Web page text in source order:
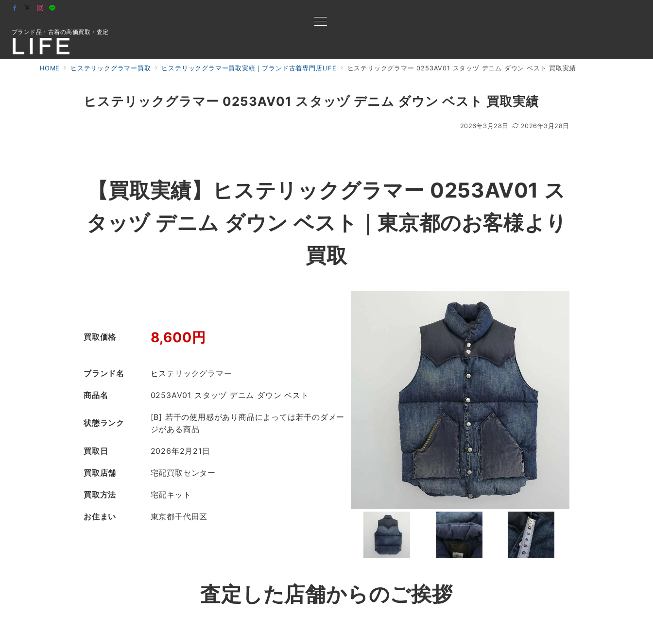
ブランド品・古着の高価買取・査定
HOME ヒステリックグラマー買取 ヒステリックグラマー買取実績｜ブランド古着専門店LIFE ヒステリックグラマー 0253AV01 スタッヅ デニム ダウン ベスト 買取実績
ヒステリックグラマー 0253AV01 スタッヅ デニム ダウン ベスト 買取実績
2026年3月28日 2026年3月28日
【買取実績】
ヒステリックグラマー 0253AV01 ス
タッヅ デニム ダウン ベスト ｜東京都のお客様より
買取
買取価格 8,600円
ブランド名 ヒステリックグラマー
商品名 0253AV01 スタッヅ デニム ダウン ベスト
状態ランク
[B] 若干の使用感があり商品によっては若干のダメー
ジがある商品
買取日 2026年2月21日
買取店舗 宅配買取センター
買取方法 宅配キット
お住まい 東京都千代田区
査定した店舗からのご挨拶